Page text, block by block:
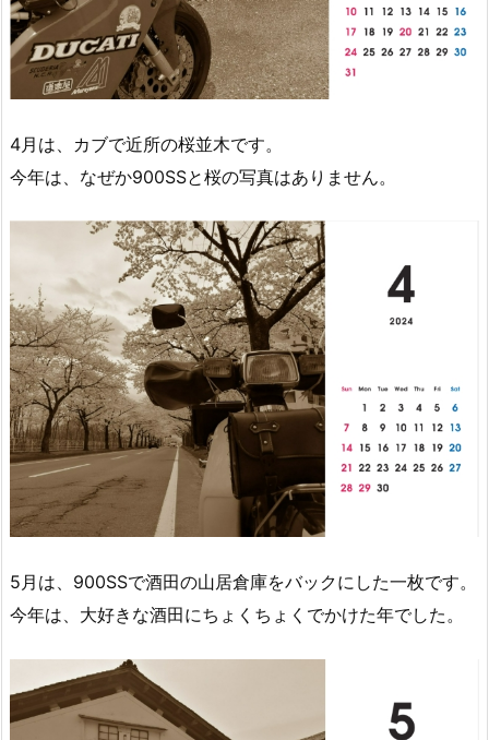
4月は、カブで近所の桜並木です。
今年は、なぜか900SSと桜の写真はありません。
5月は、900SSで酒田の山居倉庫をバックにした一枚です。
今年は、大好きな酒田にちょくちょくでかけた年でした。